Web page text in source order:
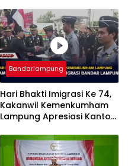
Bandarlampung
Hari Bhakti Imigrasi Ke 74,
Kakanwil Kemenkumham
Lampung Apresiasi Kantor